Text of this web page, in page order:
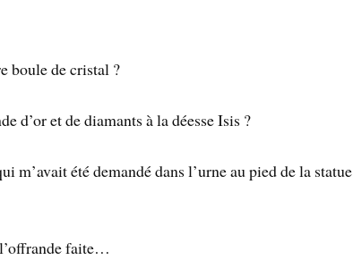
boule de cristal ?
d’or et de diamants à la déesse Isis ?
m’avait été demandé dans l’urne au pied de la statue
faite…